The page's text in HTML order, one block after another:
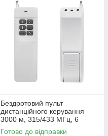
Бездротовий пульт
дистанційного керування
3000 м, 315/433 МГц, 6
кнопок
Готово до відправки